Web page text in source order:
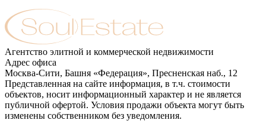
Агентство элитной и коммерческой недвижимости
Адрес офиса
Москва-Сити, Башня «Федерация», Пресненская наб., 12
Представленная на сайте информация, в т.ч. стоимости
объектов, носит информационный характер и не является
публичной офертой. Условия продажи объекта могут быть
изменены собственником без уведомления.